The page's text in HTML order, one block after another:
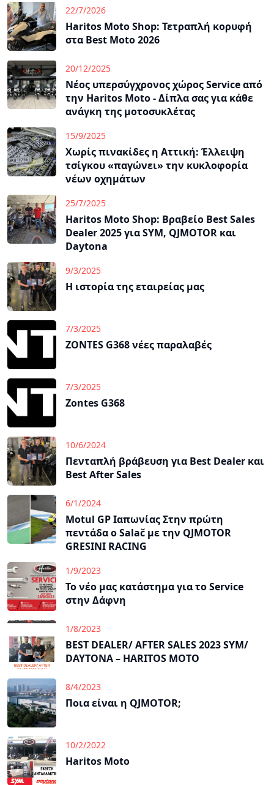
22/7/2026
Haritos Moto Shop: Τετραπλή κορυφή
στα Best Moto 2026
20/12/2025
Νέος υπερσύγχρονος χώρος Service από
την Haritos Moto - Δίπλα σας για κάθε
ανάγκη της μοτοσυκλέτας
15/9/2025
Χωρίς πινακίδες η Αττική: Έλλειψη
τσίγκου «παγώνει» την κυκλοφορία
νέων οχημάτων
25/7/2025
Haritos Moto Shop: Βραβείο Best Sales
Dealer 2025 για SYM, QJMOTOR και
Daytona
9/3/2025
Η ιστορία της εταιρείας μας
7/3/2025
ZONTES G368 νέες παραλαβές
7/3/2025
Zontes G368
10/6/2024
Πενταπλή βράβευση για Best Dealer και
Best After Sales
6/1/2024
Motul GP Ιαπωνίας Στην πρώτη
πεντάδα ο Salač με την QJMOTOR
GRESINI RACING
1/9/2023
Το νέο μας κατάστημα για το Service
στην Δάφνη
1/8/2023
BEST DEALER/ AFTER SALES 2023 SYM/
DAYTONA – HARITOS MOTO
8/4/2023
Ποια είναι η QJMOTOR;
10/2/2022
Haritos Moto